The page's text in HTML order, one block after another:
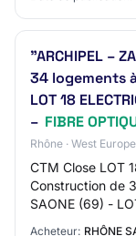
"ARCHIPEL –
34 logements à
LOT 18
– FIBRE
Rhône · West
CTM Close LOT
Construction de
SAONE (69) -
& FAIBLES –
Acheteur: RHÔNE